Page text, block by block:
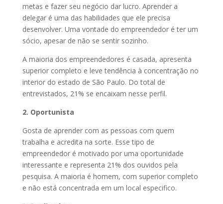
metas e fazer seu negócio dar lucro. Aprender a
delegar é uma das habilidades que ele precisa
desenvolver. Uma vontade do empreendedor é ter um
sócio, apesar de não se sentir sozinho.
A maioria dos empreendedores é casada, apresenta
superior completo e leve tendência à concentração no
interior do estado de São Paulo. Do total de
entrevistados, 21% se encaixam nesse perfil.
2. Oportunista
Gosta de aprender com as pessoas com quem
trabalha e acredita na sorte. Esse tipo de
empreendedor é motivado por uma oportunidade
interessante e representa 21% dos ouvidos pela
pesquisa. A maioria é homem, com superior completo
e não está concentrada em um local especifico.